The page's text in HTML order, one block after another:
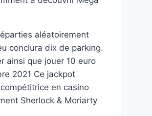
aléatoirement
conclura dix de parking.
ainsi que jouer 10 euro
2021 Ce jackpot
en casino
Sherlock & Moriarty